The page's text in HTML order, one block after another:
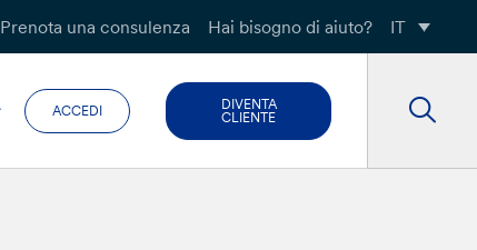
Prenota una consulenza Hai bisogno di aiuto? IT
ACCEDI
DIVENTA
CLIENTE